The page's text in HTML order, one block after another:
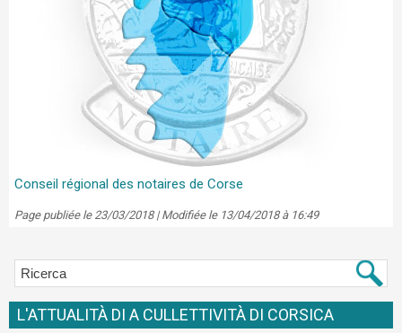
Conseil régional des notaires de Corse
Page publiée le 23/03/2018 | Modifiée le 13/04/2018 à 16:49
L'ATTUALITÀ DI A CULLETTIVITÀ DI CORSICA